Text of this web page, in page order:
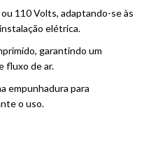
110 Volts, adaptando-se às
elétrica.
garantindo um
fluxo de ar.
empunhadura para
o uso.